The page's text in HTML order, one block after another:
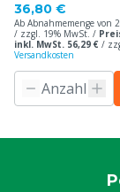
36,80 €
Ab Abnahmemenge von
/ zzgl. 19% MwSt. /
inkl. MwSt. 56,29 € /
Versandkosten